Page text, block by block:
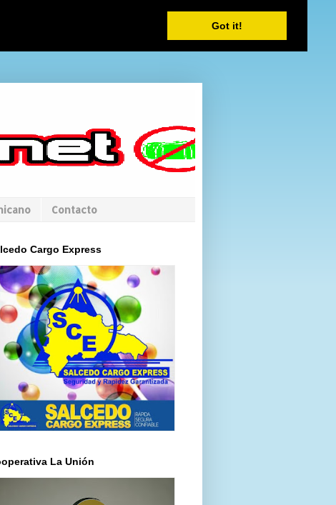
Got it!
Contacto
Cargo Express
La Unión